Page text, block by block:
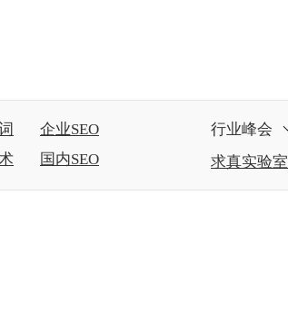
企业SEO
国内SEO
行业峰会
求真实验室